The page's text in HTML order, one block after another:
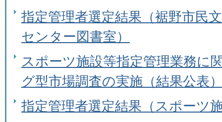
指定管理者選定結果（裾野市民
センター図書室）
スポーツ施設等指定管理業務に
グ型市場調査の実施（結果公表
指定管理者選定結果（スポーツ